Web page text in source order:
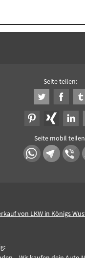
Seite teilen:
Seite mobil
von LKW in Königs